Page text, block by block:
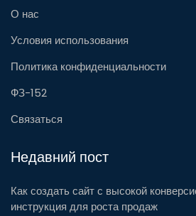
О нас
Условия использования
Политика конфиденциальности
ФЗ-152
Связаться
Недавний пост
Как создать сайт с высокой
инструкция для роста продаж